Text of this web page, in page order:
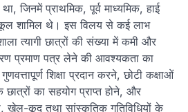
जिनमें प्राथमिक, पूर्व माध्यमिक, हाई
शामिल थे। इस विलय से कई लाभ
त्यागी छात्रों की संख्या में कमी और
प्रमाण पत्र लेने की आवश्यकता का
शिक्षा प्रदान करने, छोटी कक्षाओं
का सहयोग प्राप्त होने, और
खेल-कूद तथा सांस्कृतिक गतिविधियों के